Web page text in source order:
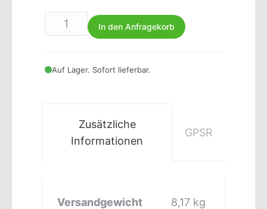
In den Anfragekorb
Auf Lager. Sofort lieferbar.
Zusätzliche
Informationen
GPSR
Versandgewicht 8,17 kg